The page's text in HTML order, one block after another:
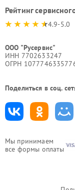
Мы принимаем
все формы оплаты
Рейтинг
4.9-5.0
ООО "Русервис"
ИНН 7702633247
ОГРН
Поделиться в соц.